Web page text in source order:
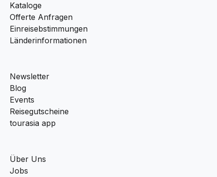
Kataloge
Offerte Anfragen
Einreisebstimmungen
Länderinformationen
Newsletter
Blog
Events
Reisegutscheine
tourasia app
Über Uns
Jobs